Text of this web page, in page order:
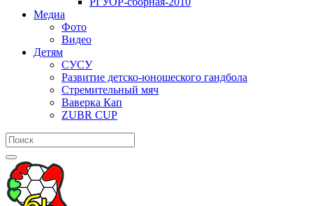
Медиа
Фото
Видео
Детям
СУСУ
Развитие детско-юношеского гандбола
Стремительный мяч
Ваверка Кап
ZUBR CUP